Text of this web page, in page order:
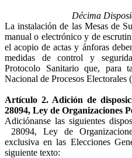
Décima
La instalación de las Mesas de
manual o electrónico y de
el acopio de actas y ánforas
medidas de control y
Protocolo Sanitario que, para
Nacional de Procesos
Artículo 2. Adición de
28094, Ley de Organizaciones
Adiciónanse las siguientes
28094, Ley de
exclusiva en las Elecciones
siguiente texto: